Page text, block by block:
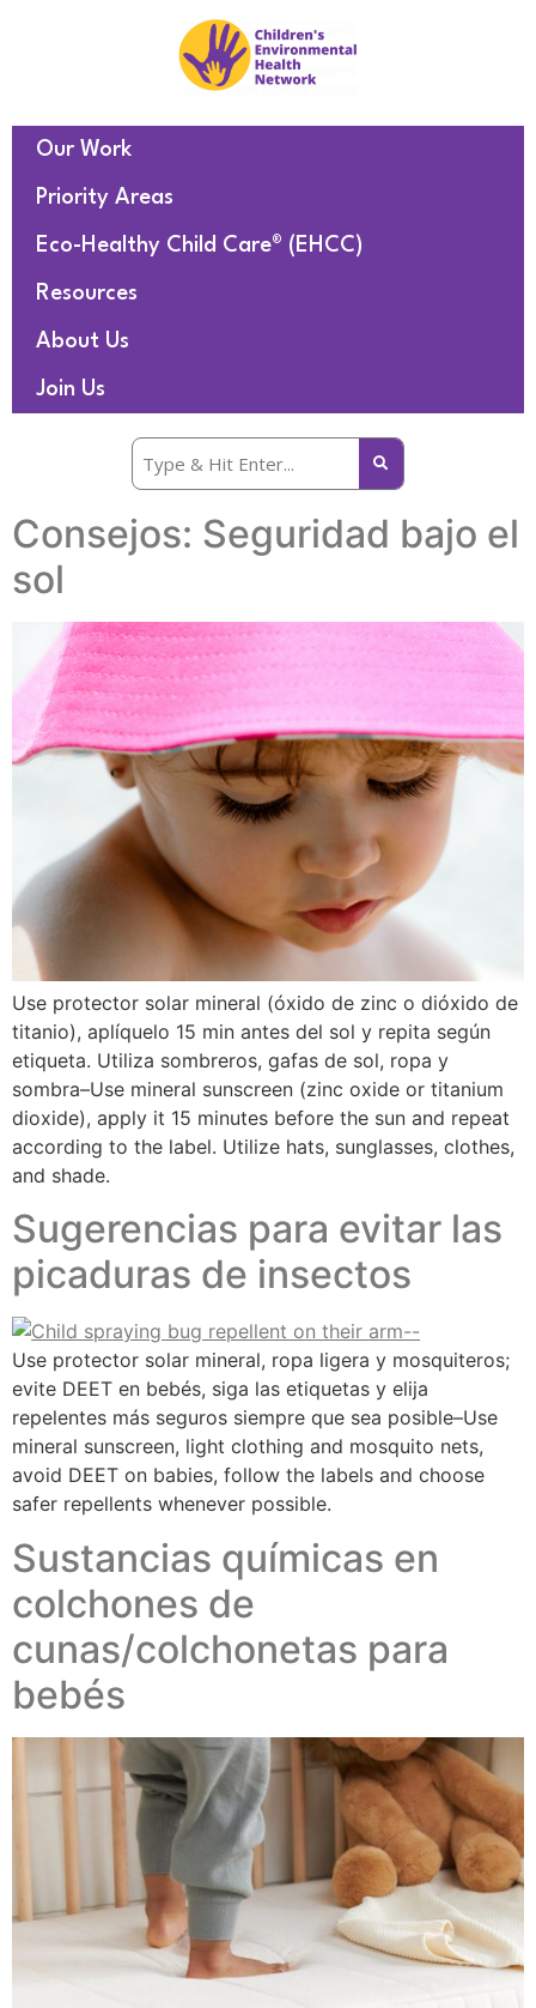
Our Work
Priority Areas
Eco-Healthy Child Care® (EHCC)
Resources
About Us
Join Us
Consejos: Seguridad bajo el
sol
Use protector solar mineral (óxido de zinc o dióxido de
titanio), aplíquelo 15 min antes del sol y repita según
etiqueta. Utiliza sombreros, gafas de sol, ropa y
sombra–Use mineral sunscreen (zinc oxide or titanium
dioxide), apply it 15 minutes before the sun and repeat
according to the label. Utilize hats, sunglasses, clothes,
and shade.
Sugerencias para evitar las
picaduras de insectos​
Use protector solar mineral, ropa ligera y mosquiteros;
evite DEET en bebés, siga las etiquetas y elija
repelentes más seguros siempre que sea posible–Use
mineral sunscreen, light clothing and mosquito nets,
avoid DEET on babies, follow the labels and choose
safer repellents whenever possible.
Sustancias químicas en
colchones de
cunas/colchonetas para
bebés